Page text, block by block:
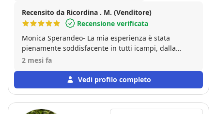
Recensito da Ricordina . M. (Venditore)
Recensione verificata
Monica Sperandeo- La mia esperienza è stata
pienamente soddisfacente in tutti icampi, dalla
comunicazione alla disponibilità durante tutto l' iter,
e serietà dimostrata dalla Sig. MONICA SPERANDEO
,dimostrando preparazione ed esperienza sia in
compratore/venditore ,dimostrando dinamismo ed
2 mesi fa
Vedi profilo completo